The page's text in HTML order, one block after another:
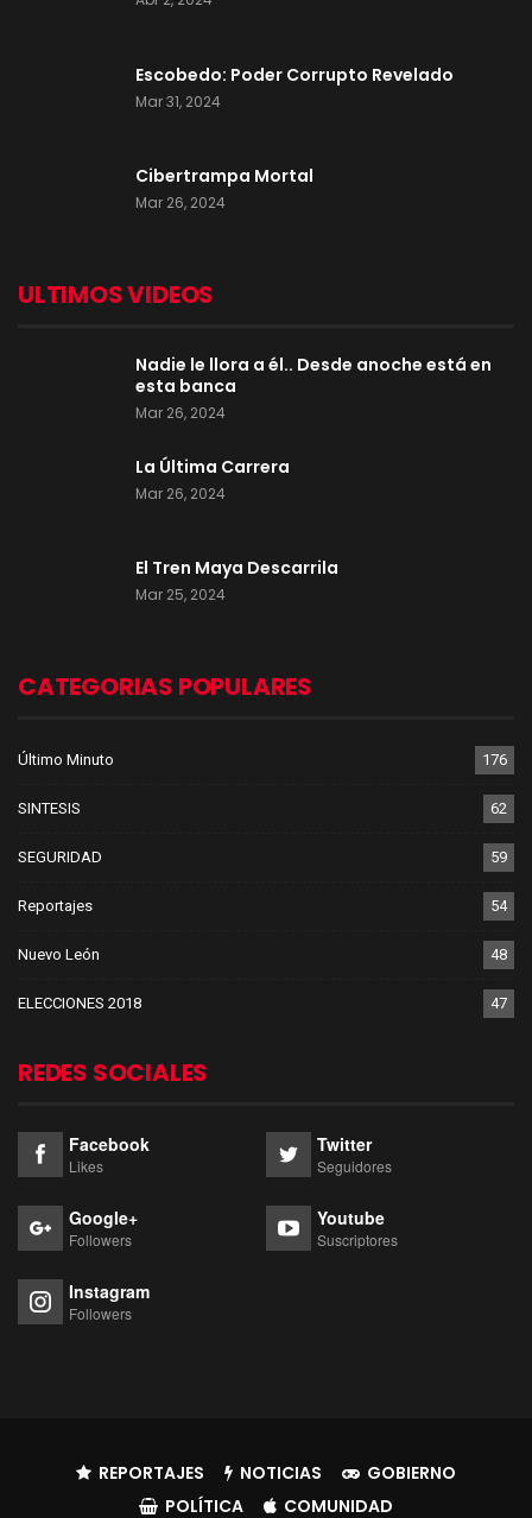
Escobedo: Poder Corrupto Revelado
Mar 31, 2024
Cibertrampa Mortal
Mar 26, 2024
ULTIMOS VIDEOS
Nadie le llora a él.. Desde anoche está en
esta banca
Mar 26, 2024
La Última Carrera
Mar 26, 2024
El Tren Maya Descarrila
Mar 25, 2024
CATEGORIAS POPULARES
Último Minuto 176
SINTESIS 62
SEGURIDAD 59
Reportajes 54
Nuevo León 48
ELECCIONES 2018 47
REDES SOCIALES
Facebook
Likes
Twitter
Seguidores
Google+
Followers
Youtube
Suscriptores
Instagram
Followers
REPORTAJES NOTICIAS
GOBIERNO
POLÍTICA
COMUNIDAD